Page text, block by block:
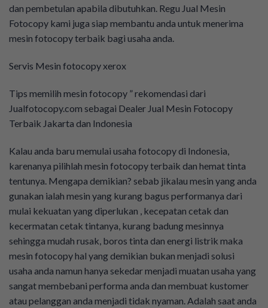
dan pembetulan apabila dibutuhkan. Regu Jual Mesin
Fotocopy kami juga siap membantu anda untuk menerima
mesin fotocopy terbaik bagi usaha anda.
Servis Mesin fotocopy xerox
Tips memilih mesin fotocopy ” rekomendasi dari
Jualfotocopy.com sebagai Dealer Jual Mesin Fotocopy
Terbaik Jakarta dan Indonesia
Kalau anda baru memulai usaha fotocopy di Indonesia,
karenanya pilihlah mesin fotocopy terbaik dan hemat tinta
tentunya. Mengapa demikian? sebab jikalau mesin yang anda
gunakan ialah mesin yang kurang bagus performanya dari
mulai kekuatan yang diperlukan , kecepatan cetak dan
kecermatan cetak tintanya, kurang badung mesinnya
sehingga mudah rusak, boros tinta dan energi listrik maka
mesin fotocopy hal yang demikian bukan menjadi solusi
usaha anda namun hanya sekedar menjadi muatan usaha yang
sangat membebani performa anda dan membuat kustomer
atau pelanggan anda menjadi tidak nyaman. Adalah saat anda